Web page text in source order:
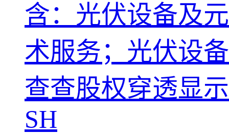
含：光伏设备及
术服务；光伏设
查查股权穿透显
SH